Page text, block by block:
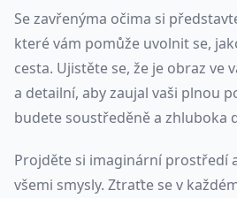
Se zavřenýma očima si
které vám pomůže uvolnit se,
cesta. Ujistěte se, že je obraz ve
a detailní, aby zaujal vaši plnou
budete soustředěně a zhluboka
Projděte si imaginární prostředí
všemi smysly. Ztraťte se v